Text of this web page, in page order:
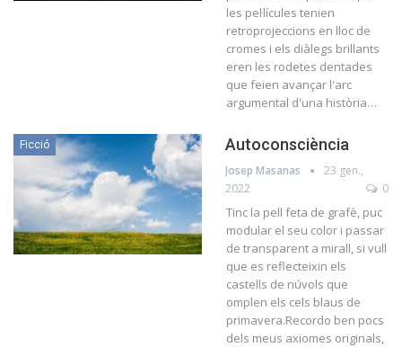
les pel·lícules tenien
retroprojeccions en lloc de
cromes i els diàlegs brillants
eren les rodetes dentades
que feien avançar l'arc
argumental d'una història…
Ficció Autoconsciència
Josep Masanas
23 gen.,
2022
0
Tinc la pell feta de grafè, puc
modular el seu color i passar
de transparent a mirall, si vull
que es reflecteixin els
castells de núvols que
omplen els cels blaus de
primavera.Recordo ben pocs
dels meus axiomes originals,